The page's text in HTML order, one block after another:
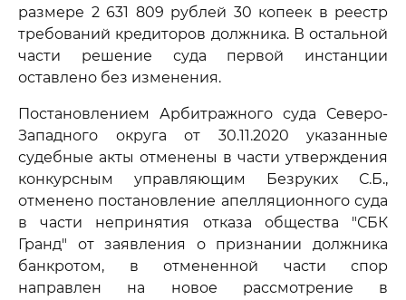
размере 2 631 809 рублей 30 копеек в реестр
требований кредиторов должника. В остальной
части решение суда первой инстанции
оставлено без изменения.
Постановлением Арбитражного суда Северо-
Западного округа от 30.11.2020 указанные
судебные акты отменены в части утверждения
конкурсным управляющим Безруких С.Б.,
отменено постановление апелляционного суда
в части непринятия отказа общества "СБК
Гранд" от заявления о признании должника
банкротом, в отмененной части спор
направлен на новое рассмотрение в